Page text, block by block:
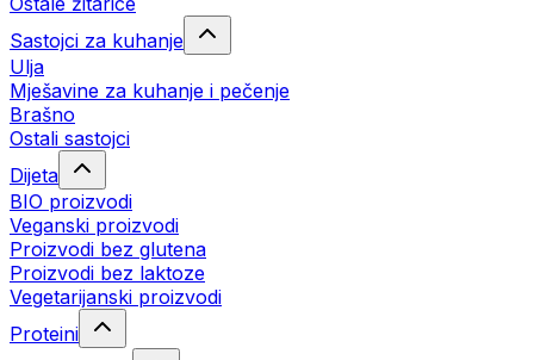
Sastojci za kuhanje
Ulja
Mješavine za kuhanje i pečenje
Brašno
Ostali sastojci
Dijeta
BIO proizvodi
Veganski proizvodi
Proizvodi bez glutena
Proizvodi bez laktoze
Vegetarijanski proizvodi
Proteini